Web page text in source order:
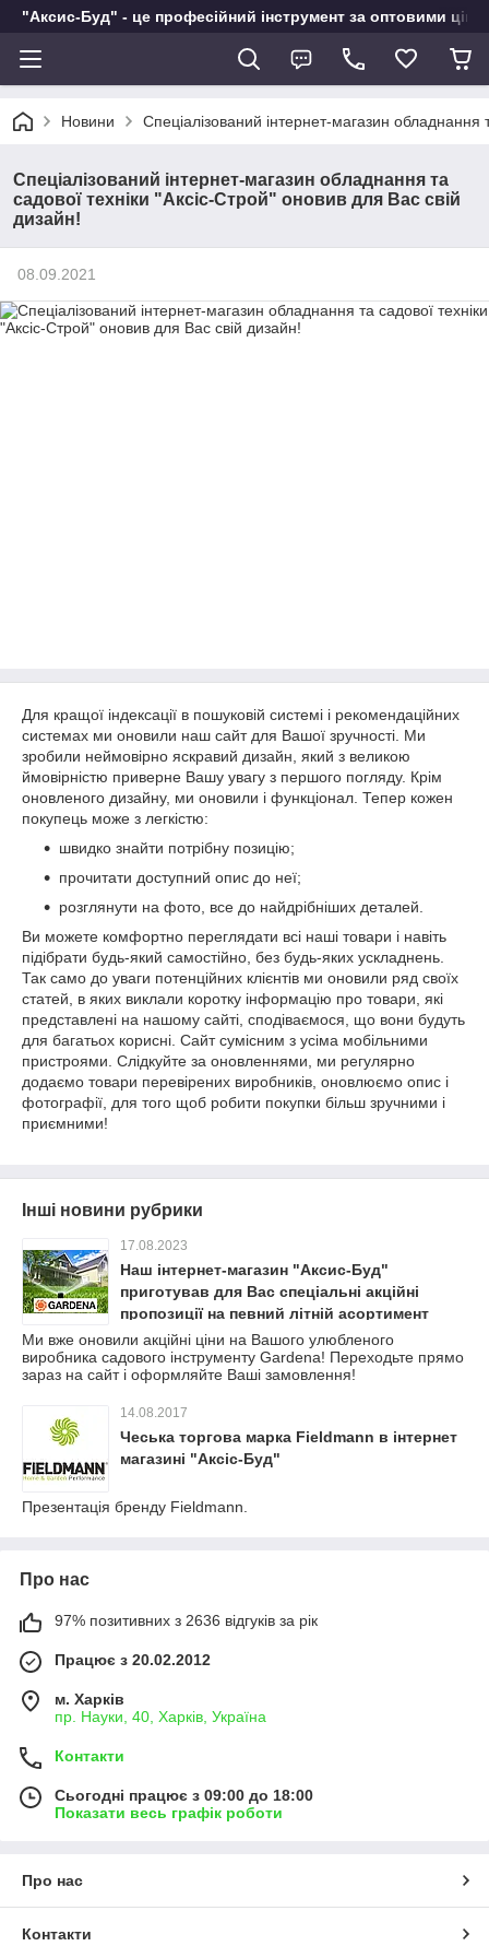
"Аксис-Буд" - це професійний інструмент за оптовими
Новини Спеціалізований інтернет-магазин обладнання
Спеціалізований інтернет-магазин обладнання та
садової техніки "Аксіс-Строй" оновив для Вас свій
дизайн!
08.09.2021
Для кращої індексації в пошуковій системі і рекомендаційних
системах ми оновили наш сайт для Вашої зручності. Ми
зробили неймовірно яскравий дизайн, який з великою
ймовірністю приверне Вашу увагу з першого погляду. Крім
оновленого дизайну, ми оновили і функціонал. Тепер кожен
покупець може з легкістю:
швидко знайти потрібну позицію;
прочитати доступний опис до неї;
розглянути на фото, все до найдрібніших деталей.
Ви можете комфортно переглядати всі наші товари і навіть
підібрати будь-який самостійно, без будь-яких ускладнень.
Так само до уваги потенційних клієнтів ми оновили ряд своїх
статей, в яких виклали коротку інформацію про товари, які
представлені на нашому сайті, сподіваємося, що вони будуть
для багатьох корисні. Сайт сумісним з усіма мобільними
пристроями. Слідкуйте за оновленнями, ми регулярно
додаємо товари перевірених виробників, оновлюємо опис і
фотографії, для того щоб робити покупки більш зручними і
приємними!
Інші новини рубрики
17.08.2023
Наш інтернет-магазин "Аксис-Буд"
приготував для Вас спеціальні акційні
пропозиції на певний літній асортимент
товарів ТМ Gardena!
Ми вже оновили акційні ціни на Вашого улюбленого
виробника садового інструменту Gardena! Переходьте прямо
зараз на сайт і оформляйте Ваші замовлення!
14.08.2017
Чеська торгова марка Fieldmann в інтернет
магазині "Аксіс-Буд"
Презентація бренду Fieldmann.
Про нас
97% позитивних з 2636 відгуків за рік
Працює з 20.02.2012
м. Харків
пр. Науки, 40, Харків, Україна
Контакти
Сьогодні працює з 09:00 до 18:00
Показати весь графік роботи
Про нас
Контакти